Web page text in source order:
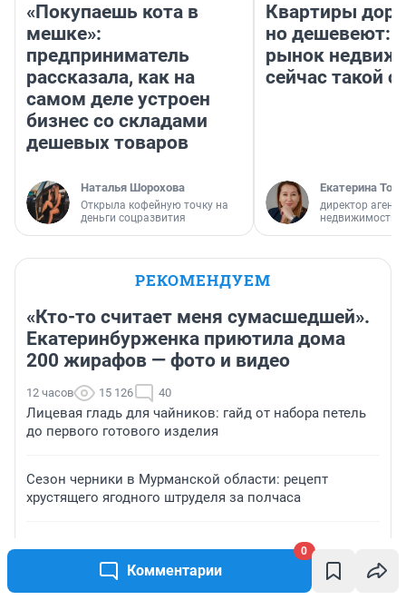
Комментарии
0
«Покупаешь кота в
мешке»:
предприниматель
рассказала, как на
самом деле устроен
бизнес со складами
дешевых товаров
Наталья Шорохова
Открыла кофейную точку на
деньги соцразвития
Квартиры
но дешевеют:
рынок
сейчас такой
Екатерина
директор
недвижимости
РЕКОМЕНДУЕМ
«Кто-то считает меня сумасшедшей».
Екатеринбурженка приютила дома
200 жирафов — фото и видео
12 часов 15 126 40
Лицевая гладь для чайников: гайд от набора петель
до первого готового изделия
Сезон черники в Мурманской области: рецепт
хрустящего ягодного штруделя за полчаса
Фермер Джастас Уолкер, известный как «веселый
молочник», заявил что его семью могут выдворить
из России — видео